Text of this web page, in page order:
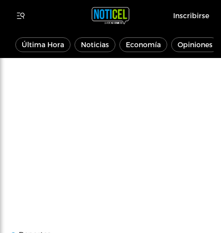
Inscribirse
Última Hora Noticias Economía Opiniones